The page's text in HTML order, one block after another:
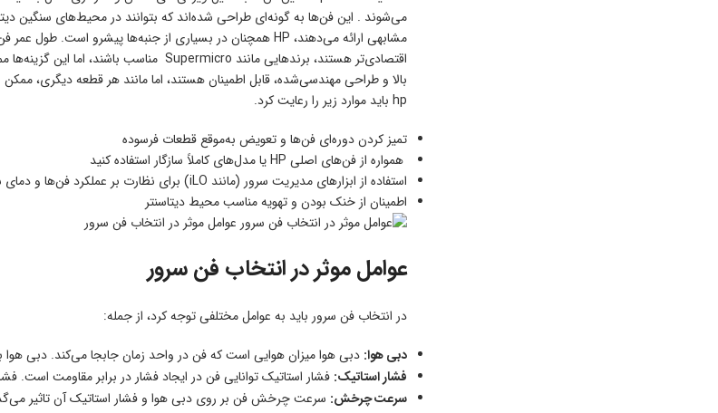
بالا و طراحی مهندسی‌شده، قابل اطمینان هستند، اما مانند هر قطعه
hp باید موارد زیر را رعایت کرد.
تمیز کردن دوره‌ای فن‌ها و تعویض به‌موقع قطعات فرسوده
همواره از فن‌های اصلی HP یا مدل‌های کاملاً سازگار استفاده کنید
استفاده از ابزارهای مدیریت سرور (مانند iLO) برای نظارت بر عملکرد فن‌ها و دمای سرور
اطمینان از خنک بودن و تهویه مناسب محیط دیتاسنتر
عوامل موثر در انتخاب فن سرور
عوامل موثر در انتخاب فن سرور
در انتخاب فن سرور باید به عوامل مختلفی توجه کرد، از جمله:
دبی هوا: دبی هوا میزان هوایی است که فن در واحد زمان جابجا می‌کند. دبی هوا
فشار استاتیک: فشار استاتیک توانایی فن در ایجاد فشار در برابر مقاومت است.
سرعت چرخش: سرعت چرخش فن بر روی دبی هوا و فشار استاتیک آن تاثیر